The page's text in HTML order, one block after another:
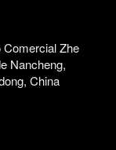
Zhe
Nancheng,
China